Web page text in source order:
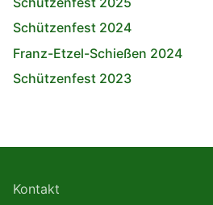
Schützenfest 2024
Franz-Etzel-Schießen 2024
Schützenfest 2023
Kontakt